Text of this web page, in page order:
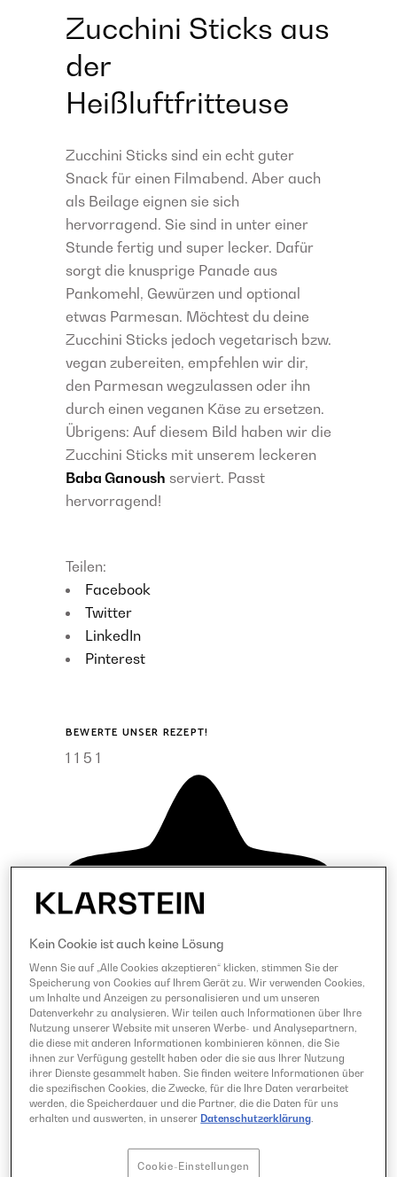
Zucchini Sticks aus
der
Heißluftfritteuse
Zucchini Sticks sind ein echt guter
Snack für einen Filmabend. Aber auch
als Beilage eignen sie sich
hervorragend. Sie sind in unter einer
Stunde fertig und super lecker. Dafür
sorgt die knusprige Panade aus
Pankomehl, Gewürzen und optional
etwas Parmesan. Möchtest du deine
Zucchini Sticks jedoch vegetarisch bzw.
vegan zubereiten, empfehlen wir dir,
den Parmesan wegzulassen oder ihn
durch einen veganen Käse zu ersetzen.
Übrigens: Auf diesem Bild haben wir die
Zucchini Sticks mit unserem leckeren
Baba Ganoush serviert. Passt
hervorragend!
Teilen:
Facebook
Twitter
LinkedIn
Pinterest
BEWERTE UNSER REZEPT!
1 1 5 1
Kein Cookie ist auch keine Lösung
Wenn Sie auf „Alle Cookies akzeptieren“ klicken, stimmen Sie der
Speicherung von Cookies auf Ihrem Gerät zu. Wir verwenden Cookies,
um Inhalte und Anzeigen zu personalisieren und um unseren
Datenverkehr zu analysieren. Wir teilen auch Informationen über Ihre
Nutzung unserer Website mit unseren Werbe- und Analysepartnern,
die diese mit anderen Informationen kombinieren können, die Sie
ihnen zur Verfügung gestellt haben oder die sie aus Ihrer Nutzung
ihrer Dienste gesammelt haben. Sie finden weitere Informationen über
die spezifischen Cookies, die Zwecke, für die Ihre Daten verarbeitet
werden, die Speicherdauer und die Partner, die die Daten für uns
erhalten und auswerten, in unserer Datenschutzerklärung.
Cookie-Einstellungen